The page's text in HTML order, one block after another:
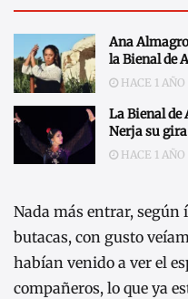
Ana
la Bienal de
HACE 1 AÑO
La Bienal de
Nerja su
HACE 1 AÑO
Nada más entrar, según
butacas, con gusto
habían venido a ver el
compañeros, lo que ya